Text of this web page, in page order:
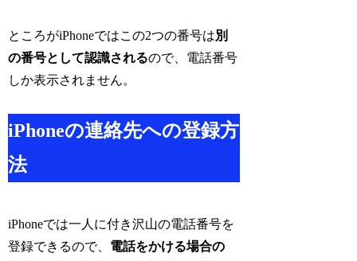
ところがiPhoneではこの2つの番号は別
の番号として認識されるので、電話番号
しか表示されません。
iPhoneの連絡先への登録方
法
iPhoneでは一人に付き沢山の電話番号を
登録できるので、 電話をかける場合の